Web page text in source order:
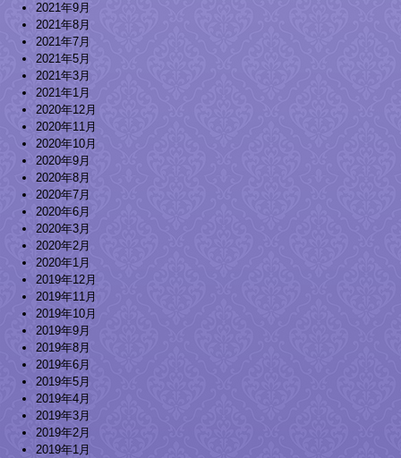
2021年9月
2021年8月
2021年7月
2021年5月
2021年3月
2021年1月
2020年12月
2020年11月
2020年10月
2020年9月
2020年8月
2020年7月
2020年6月
2020年3月
2020年2月
2020年1月
2019年12月
2019年11月
2019年10月
2019年9月
2019年8月
2019年6月
2019年5月
2019年4月
2019年3月
2019年2月
2019年1月